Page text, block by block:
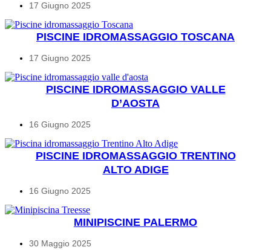
17 Giugno 2025
PISCINE IDROMASSAGGIO TOSCANA
17 Giugno 2025
PISCINE IDROMASSAGGIO VALLE
D’AOSTA
16 Giugno 2025
PISCINE IDROMASSAGGIO TRENTINO
ALTO ADIGE
16 Giugno 2025
MINIPISCINE PALERMO
30 Maggio 2025